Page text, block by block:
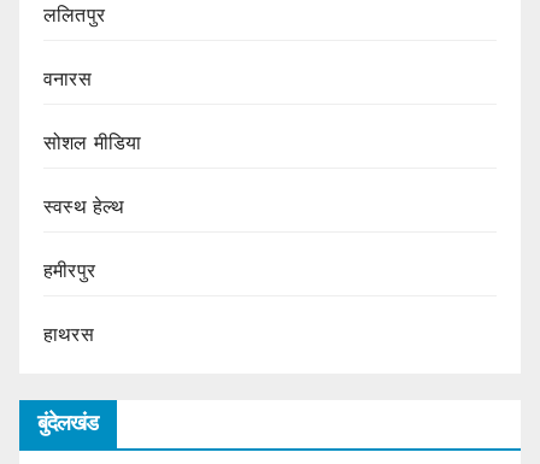
ललितपुर
वनारस
सोशल मीडिया
स्वस्थ हेल्थ
हमीरपुर
हाथरस
बुंदेलखंड